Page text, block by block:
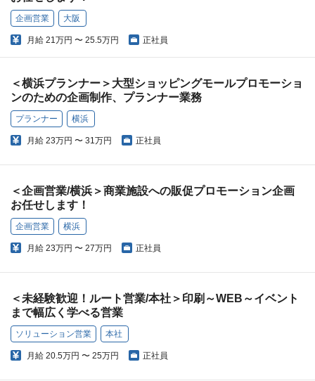
企画営業 大阪
月給 21万円 〜 25.5万円 正社員
＜横浜プランナー＞大型ショッピングモールプロモーショ
ンのための企画制作、プランナー業務
プランナー 横浜
月給 23万円 〜 31万円 正社員
＜企画営業/横浜＞商業施設への販促プロモーション企画
お任せします！
企画営業 横浜
月給 23万円 〜 27万円 正社員
＜未経験歓迎！ルート営業/本社＞印刷～WEB～イベント
まで幅広く学べる営業
ソリューション営業 本社
月給 20.5万円 〜 25万円 正社員